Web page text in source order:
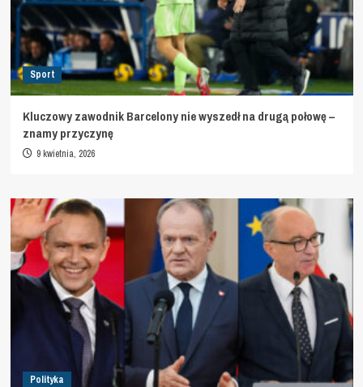
Sport
Kluczowy zawodnik Barcelony nie wyszedł na drugą połowę –
znamy przyczynę
9 kwietnia, 2026
Polityka